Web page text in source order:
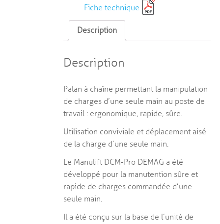
Fiche technique
Description
Description
Palan à chaîne permettant la manipulation
de charges d’une seule main au poste de
travail : ergonomique, rapide, sûre.
Utilisation conviviale et déplacement aisé
de la charge d’une seule main.
Le Manulift DCM-Pro DEMAG a été
développé pour la manutention sûre et
rapide de charges commandée d’une
seule main.
Il a été conçu sur la base de l’unité de